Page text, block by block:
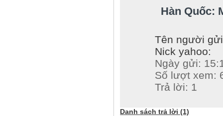
Hàn Quốc:
Tên người
Nick yahoo:
Ngày gửi:
Số lượt xem:
Trả lời: 1
Danh sách trả lời (1)